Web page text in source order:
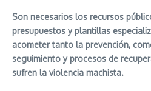
Son necesarios los recursos
presupuestos y plantillas
acometer tanto la prevención,
seguimiento y procesos de
sufren la violencia machista.